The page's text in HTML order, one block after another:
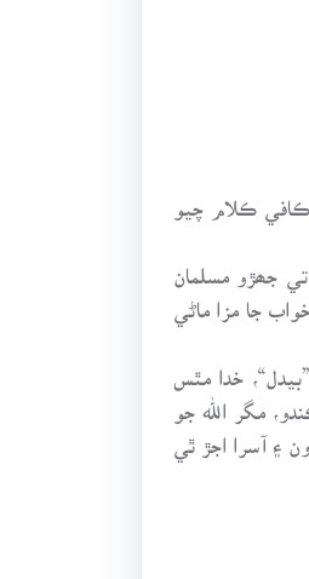
ڪافي ڪلام چيو
تي جھڙو مسلمان
جا مزا ماڻي
خدا مٿس
مگر الله جو
۽ آسرا اجڙ ٿي